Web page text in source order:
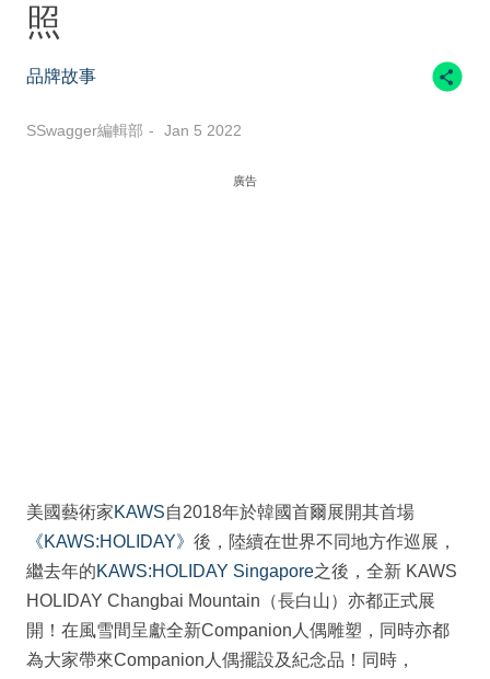
照
品牌故事
SSwagger編輯部 Jan 5 2022
廣告
美國藝術家KAWS自2018年於韓國首爾展開其首場
《KAWS:HOLIDAY》 後，陸續在世界不同地方作巡展，
繼去年的KAWS:HOLIDAY Singapore之後，全新 KAWS
HOLIDAY Changbai Mountain（長白山）亦都正式展
開！在風雪間呈獻全新Companion人偶雕塑，同時亦都
為大家帶來Companion人偶擺設及紀念品！同時，